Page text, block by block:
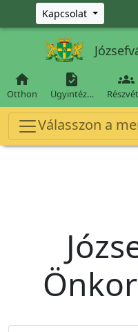
Ugrás a fő tartalomra
Kapcsolat

Otthon

Ügyintéz…

Válasszon a